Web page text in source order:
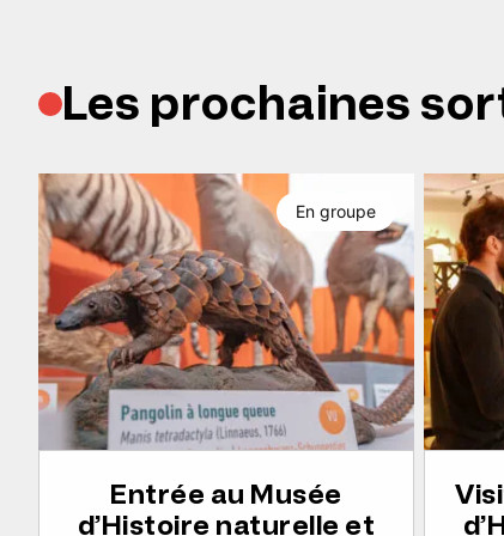
Les prochaines
Entrée au Musée
d’Histoire naturelle et
En groupe